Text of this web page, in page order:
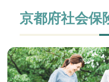
京都府社会保